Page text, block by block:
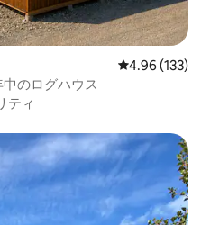
レビュー133
4.96 (133)
のログハウス
ティ